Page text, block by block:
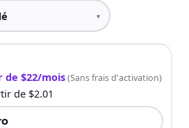
de $22/mois(Sans frais d'activation)
de $2.01